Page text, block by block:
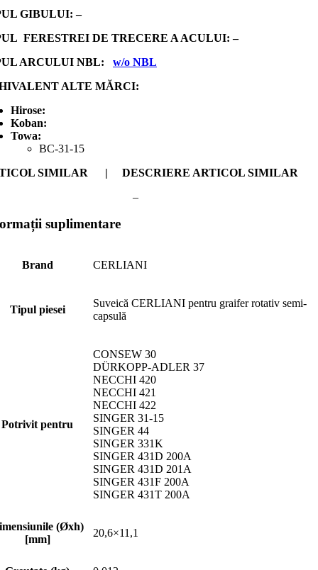
GIBULUI: –
FERESTREI DE TRECERE A ACULUI: –
ARCULUI NBL: w/o NBL
ALTE MĂRCI:
Hirose:
Koban:
Towa:
BC-31-15
SIMILAR | DESCRIERE ARTICOL SIMILAR
–
suplimentare
Brand CERLIANI
Tipul piesei
Suveică CERLIANI pentru graifer rotativ semi-
capsulă
Potrivit pentru
CONSEW 30
DÜRKOPP-ADLER 37
NECCHI 420
NECCHI 421
NECCHI 422
SINGER 31-15
SINGER 44
SINGER 331K
SINGER 431D 200A
SINGER 431D 201A
SINGER 431F 200A
SINGER 431T 200A
(Øxh)
[mm]
20,6×11,1